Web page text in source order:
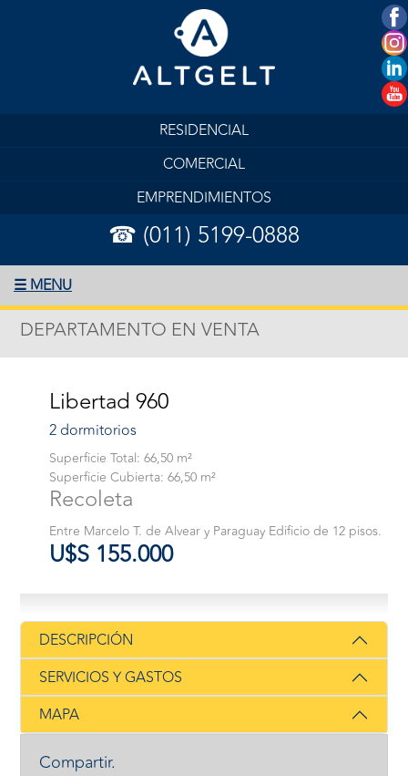
RESIDENCIAL
COMERCIAL
EMPRENDIMIENTOS
☎ (011) 5199-0888
☰ MENU
DEPARTAMENTO EN VENTA
Libertad 960
2 dormitorios
Superficie Total: 66,50 m²
Superficie Cubierta: 66,50 m²
Recoleta
Entre Marcelo T. de Alvear y Paraguay Edificio de 12 pisos.
U$S 155.000
DESCRIPCIÓN
SERVICIOS Y GASTOS
MAPA
Compartir.